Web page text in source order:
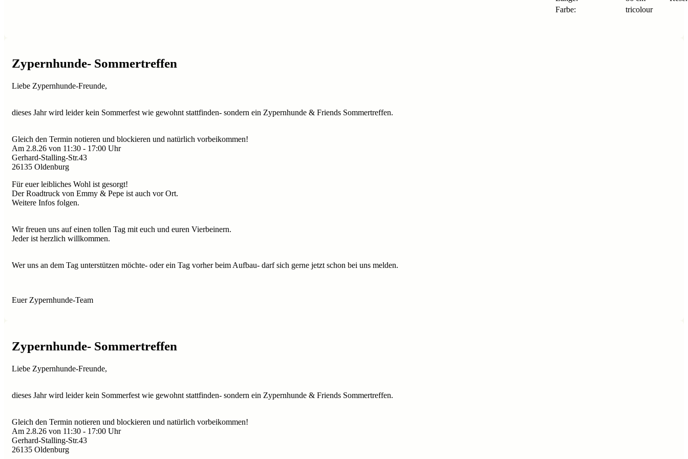
Farbe:
tricolour
Zypernhunde- Sommertreffen
Liebe Zypernhunde-Freunde,
dieses Jahr wird leider kein Sommerfest wie gewohnt stattfinden- sondern ein Zypernhunde & Friends Sommertreffen.
Gleich den Termin notieren und blockieren und natürlich vorbeikommen!
Am 2.8.26 von 11:30 - 17:00 Uhr
Gerhard-Stalling-Str.43
26135 Oldenburg
Für euer leibliches Wohl ist gesorgt!
Der Roadtruck von Emmy & Pepe ist auch vor Ort.
Weitere Infos folgen.
Wir freuen uns auf einen tollen Tag mit euch und euren Vierbeinern.
Jeder ist herzlich willkommen.
Wer uns an dem Tag unterstützen möchte- oder ein Tag vorher beim Aufbau- darf sich gerne jetzt schon bei uns melden.
Euer Zypernhunde-Team
Zypernhunde- Sommertreffen
Liebe Zypernhunde-Freunde,
dieses Jahr wird leider kein Sommerfest wie gewohnt stattfinden- sondern ein Zypernhunde & Friends Sommertreffen.
Gleich den Termin notieren und blockieren und natürlich vorbeikommen!
Am 2.8.26 von 11:30 - 17:00 Uhr
Gerhard-Stalling-Str.43
26135 Oldenburg